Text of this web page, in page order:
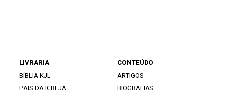
LIVRARIA
BÍBLIA KJL
PAIS DA IGREJA
CONTEÚDO
ARTIGOS
BIOGRAFIAS